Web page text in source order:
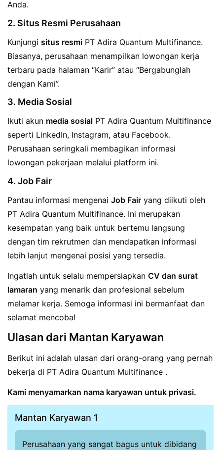
Anda.
2. Situs Resmi Perusahaan
Kunjungi situs resmi PT Adira Quantum Multifinance.
Biasanya, perusahaan menampilkan lowongan kerja
terbaru pada halaman “Karir” atau “Bergabunglah
dengan Kami”.
3. Media Sosial
Ikuti akun media sosial PT Adira Quantum Multifinance
seperti LinkedIn, Instagram, atau Facebook.
Perusahaan seringkali membagikan informasi
lowongan pekerjaan melalui platform ini.
4. Job Fair
Pantau informasi mengenai Job Fair yang diikuti oleh
PT Adira Quantum Multifinance. Ini merupakan
kesempatan yang baik untuk bertemu langsung
dengan tim rekrutmen dan mendapatkan informasi
lebih lanjut mengenai posisi yang tersedia.
Ingatlah untuk selalu mempersiapkan CV dan surat
lamaran yang menarik dan profesional sebelum
melamar kerja. Semoga informasi ini bermanfaat dan
selamat mencoba!
Ulasan dari Mantan Karyawan
Berikut ini adalah ulasan dari orang-orang yang pernah
bekerja di PT Adira Quantum Multifinance .
Kami menyamarkan nama karyawan untuk privasi.
Mantan Karyawan 1
Perusahaan yang sangat bagus untuk dibidang